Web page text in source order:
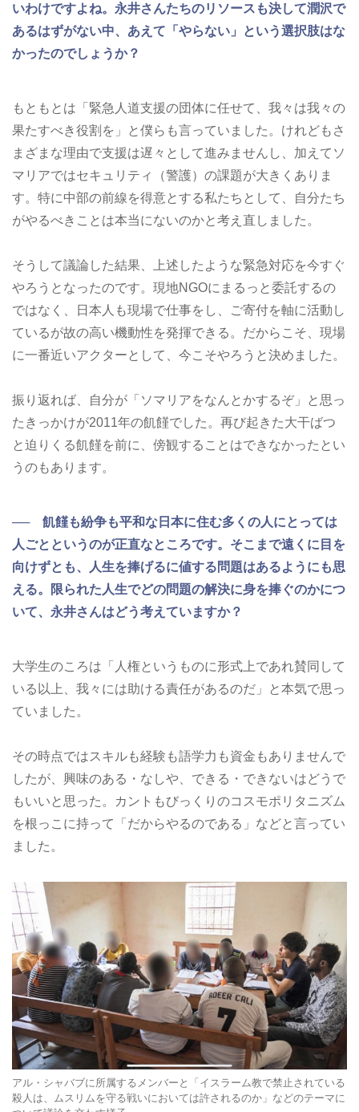
いわけですよね。永井さんたちのリソースも決して潤沢で
あるはずがない中、あえて「やらない」という選択肢はな
かったのでしょうか？
もともとは「緊急人道支援の団体に任せて、我々は我々の
果たすべき役割を」と僕らも言っていました。けれどもさ
まざまな理由で支援は遅々として進みませんし、加えてソ
マリアではセキュリティ（警護）の課題が大きくありま
す。特に中部の前線を得意とする私たちとして、自分たち
がやるべきことは本当にないのかと考え直しました。
そうして議論した結果、上述したような緊急対応を今すぐ
やろうとなったのです。現地NGOにまるっと委託するの
ではなく、日本人も現場で仕事をし、ご寄付を軸に活動し
ているが故の高い機動性を発揮できる。だからこそ、現場
に一番近いアクターとして、今こそやろうと決めました。
振り返れば、自分が「ソマリアをなんとかするぞ」と思っ
たきっかけが2011年の飢饉でした。再び起きた大干ばつ
と迫りくる飢饉を前に、傍観することはできなかったとい
うのもあります。
── 飢饉も紛争も平和な日本に住む多くの人にとっては
人ごとというのが正直なところです。そこまで遠くに目を
向けずとも、人生を捧げるに値する問題はあるようにも思
える。限られた人生でどの問題の解決に身を捧ぐのかにつ
いて、永井さんはどう考えていますか？
大学生のころは「人権というものに形式上であれ賛同して
いる以上、我々には助ける責任があるのだ」と本気で思っ
ていました。
その時点ではスキルも経験も語学力も資金もありませんで
したが、興味のある・なしや、できる・できないはどうで
もいいと思った。カントもびっくりのコスモポリタニズム
を根っこに持って「だからやるのである」などと言ってい
ました。
アル・シャバブに所属するメンバーと「イスラーム教で禁止されている
殺人は、ムスリムを守る戦いにおいては許されるのか」などのテーマに